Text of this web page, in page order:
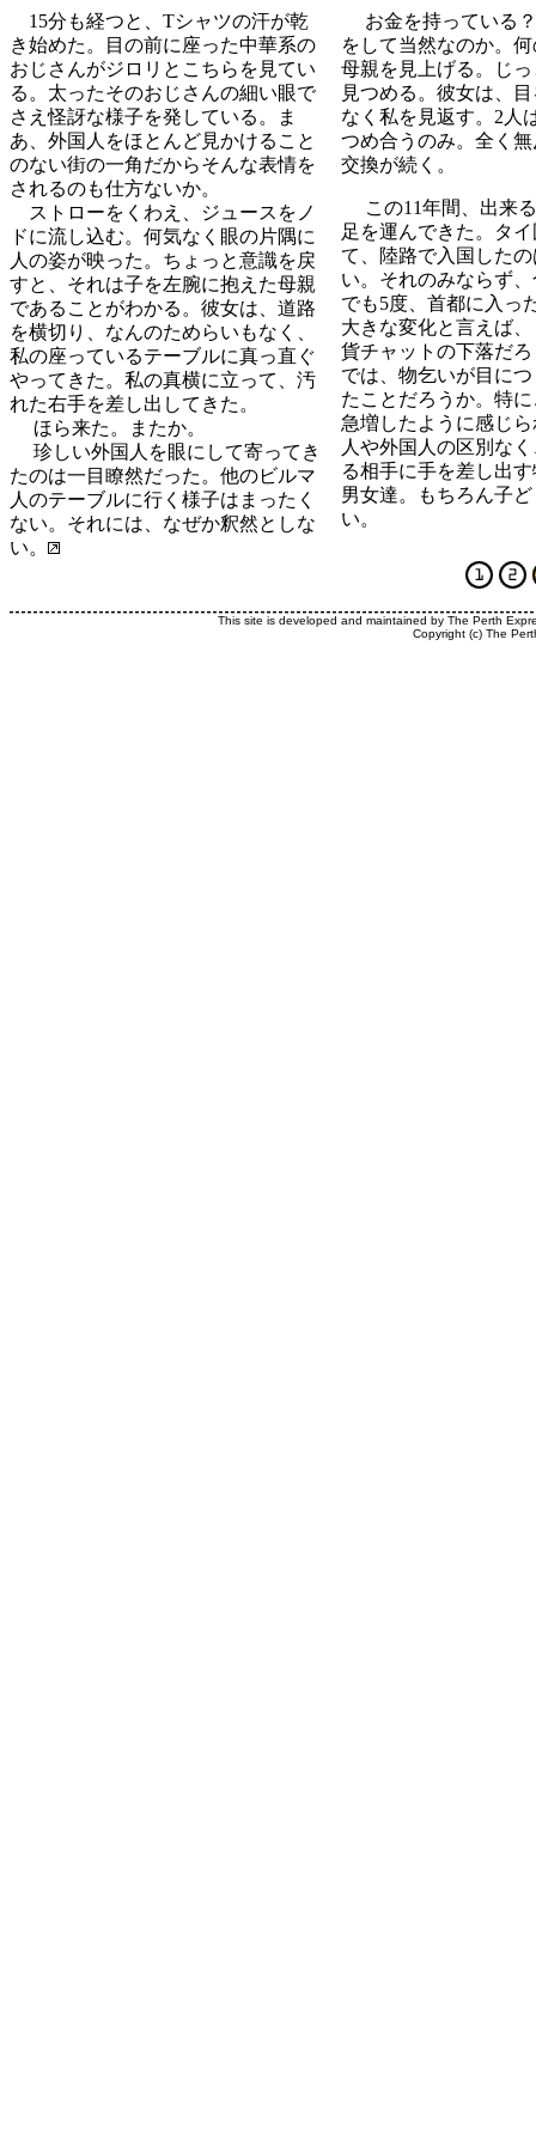
15分も経つと、Tシャツの汗が乾
き始めた。目の前に座った中華系の
おじさんがジロリとこちらを見てい
る。太ったそのおじさんの細い眼で
さえ怪訝な様子を発している。ま
あ、外国人をほとんど見かけること
のない街の一角だからそんな表情を
されるのも仕方ないか。
ストローをくわえ、ジュースをノ
ドに流し込む。何気なく眼の片隅に
人の姿が映った。ちょっと意識を戻
すと、それは子を左腕に抱えた母親
であることがわかる。彼女は、道路
を横切り、なんのためらいもなく、
私の座っているテーブルに真っ直ぐ
やってきた。私の真横に立って、汚
れた右手を差し出してきた。
ほら来た。またか。
珍しい外国人を眼にして寄ってき
たのは一目瞭然だった。他のビルマ
人のテーブルに行く様子はまったく
ない。それには、なぜか釈然としな
い。
お金を持っている
をして当然なのか。
母親を見上げる。じ
見つめる。彼女は、
なく私を見返す。2人
つめ合うのみ。全く
交換が続く。
この11年間、出来
足を運んできた。タ
て、陸路で入国した
い。それのみならず
でも5度、首都に入っ
大きな変化と言えば
貨チャットの下落だ
では、物乞いが目に
たことだろうか。特
急増したように感じ
人や外国人の区別な
る相手に手を差し出
男女達。もちろん子
い。
This site is developed and maintained by The Perth
Copyright (c) The